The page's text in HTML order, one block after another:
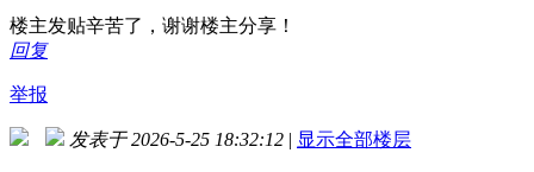
楼主发贴辛苦了，谢谢楼主分享！
回复
举报
发表于 2026-5-25 18:32:12 | 显示全部楼层